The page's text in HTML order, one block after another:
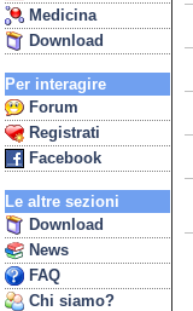
Medicina
Download
Per interagire
Forum
Registrati
Facebook
Le altre sezioni
Download
News
FAQ
Chi siamo?